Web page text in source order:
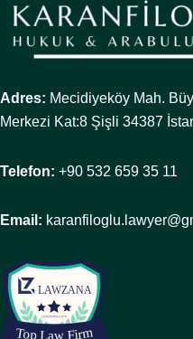
Adres: Mecidiyeköy Mah.
Merkezi Kat:8 Şişli 34387
Telefon: +90 532 659 35 11
Email: